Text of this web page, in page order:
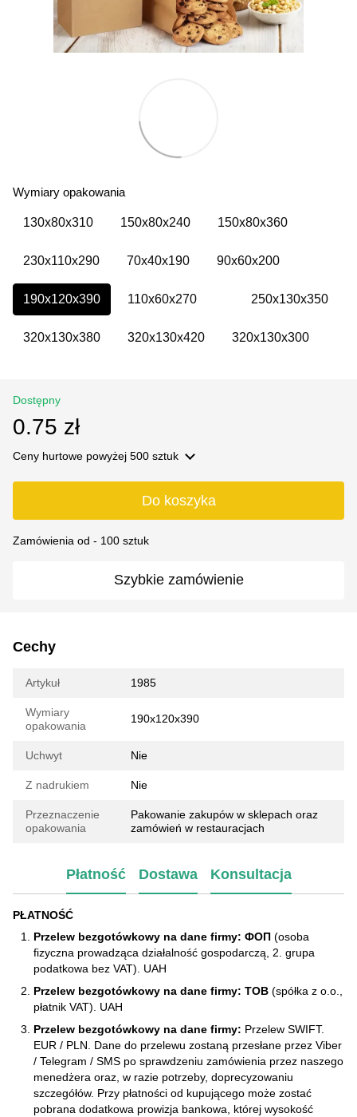
Wymiary opakowania
130х80х310 150х80х240 150х80х360
230х110х290 70х40х190 90х60х200
190х120х390 110х60х270 250х130х350
320х130х380 320х130х420 320х130х300
Dostępny
0.75 zł
Ceny hurtowe powyżej 500 sztuk
Do koszyka
Zamówienia od - 100 sztuk
Szybkie zamówienie
Cechy
Artykuł 1985
Wymiary
opakowania
190х120х390
Uchwyt Nie
Z nadrukiem Nie
Przeznaczenie
opakowania
Pakowanie zakupów w sklepach oraz
zamówień w restauracjach
Płatność Dostawa Konsultacja
PŁATNOŚĆ
Przelew bezgotówkowy na dane firmy: ФОП (osoba
fizyczna prowadząca działalność gospodarczą, 2. grupa
podatkowa bez VAT). UAH
Przelew bezgotówkowy na dane firmy: ТОВ (spółka z o.o.,
płatnik VAT). UAH
Przelew bezgotówkowy na dane firmy: Przelew SWIFT.
EUR / PLN. Dane do przelewu zostaną przesłane przez Viber
/ Telegram / SMS po sprawdzeniu zamówienia przez naszego
menedżera oraz, w razie potrzeby, doprecyzowaniu
szczegółów. Przy płatności od kupującego może zostać
pobrana dodatkowa prowizja bankowa, której wysokość